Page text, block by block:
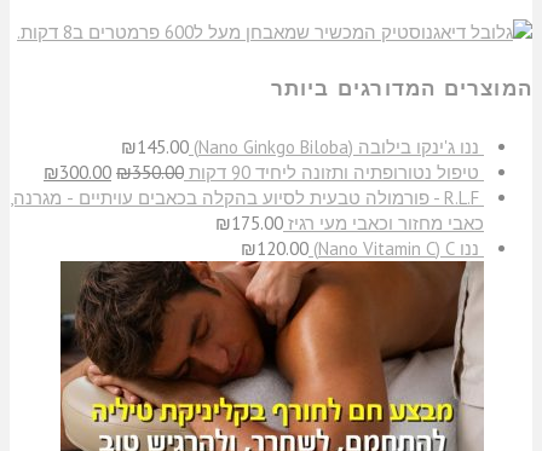
המוצרים המדורגים ביותר
​ננו ג'ינקו בילובה (Nano Ginkgo Biloba) ₪145.00
טיפול נטורופתיה ותזונה ליחיד 90 דקות
₪350.00
₪300.00
R.L.F - פורמולה טבעית לסיוע בהקלה בכאבים עויתיים - מגרנה,
כאבי מחזור וכאבי מעי רגיז
₪175.00
ננו C‏ (Nano Vitamin C)
₪120.00